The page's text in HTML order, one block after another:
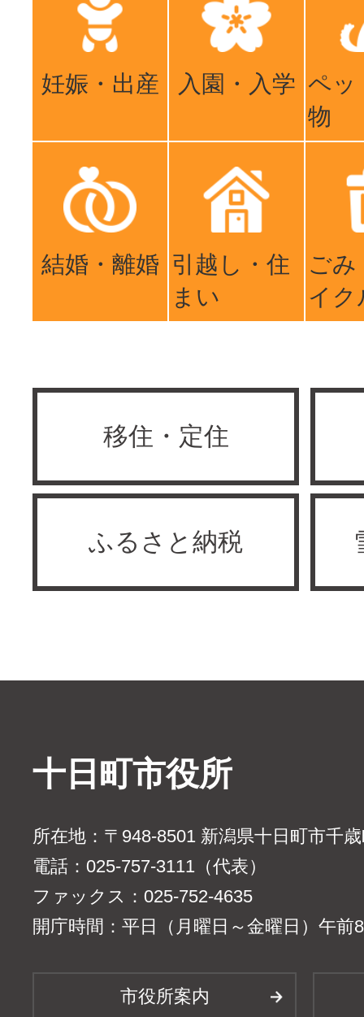
妊娠・出産 入園・入学 ペッ
物
結婚・離婚 引越し・住
まい
ごみ
イク
移住・定住
ふるさと納税
十日町市役所
所在地：〒948-8501 新潟県十日町市千
電話：025-757-3111（代表）
ファックス：025-752-4635
開庁時間：平日（月曜日～金曜日）午前
市役所案内